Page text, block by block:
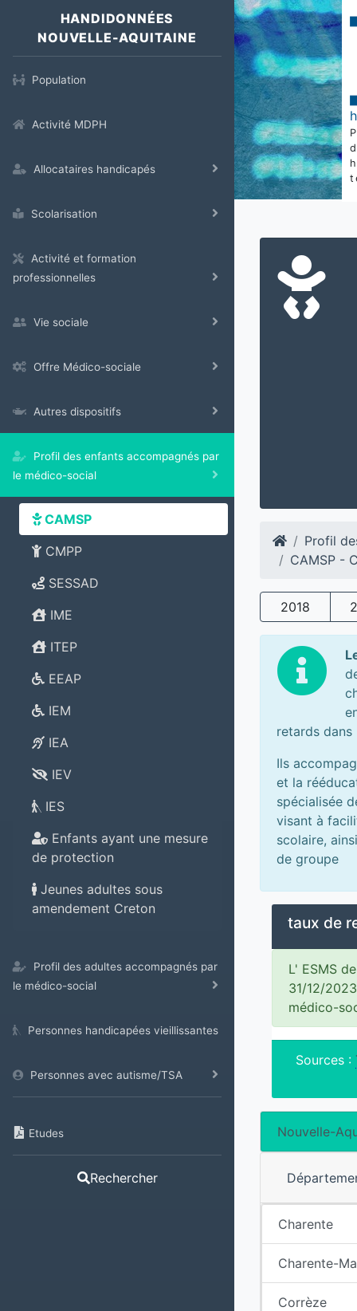
HANDIDONNÉES
NOUVELLE-AQUITAINE
Population
Activité MDPH
Allocataires handicapés
Scolarisation
Activité et formation
professionnelles
Vie sociale
Offre Médico-sociale
Autres dispositifs
Profil des enfants accompagnés par
le médico-social
CAMSP
CMPP
SESSAD
IME
ITEP
EEAP
IEM
IEA
IEV
IES
Enfants ayant une mesure
de protection
Jeunes adultes sous
amendement Creton
Profil des adultes accompagnés par
le médico-social
Personnes handicapées vieillissantes
Personnes avec autisme/TSA
Etudes
Rechercher
Profil
CAMSP -
2018
retards
Ils
et la
spécialisée
visant à
scolaire,
de groupe
taux de
L' ESMS
31/12/
médico-
Sources :
Nouvelle-
Charente
Charente-
Corrèze